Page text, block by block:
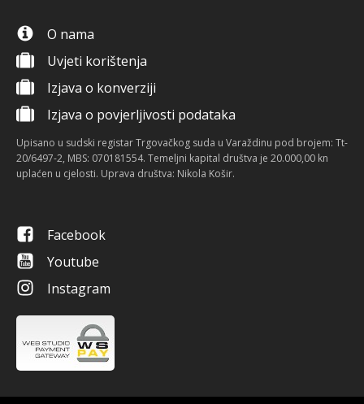
O nama
Uvjeti korištenja
Izjava o konverziji
Izjava o povjerljivosti podataka
Upisano u sudski registar Trgovačkog suda u Varaždinu pod brojem: Tt-
20/6497-2, MBS: 070181554. Temeljni kapital društva je 20.000,00 kn
uplaćen u cjelosti. Uprava društva: Nikola Košir.
Facebook
Youtube
Instagram